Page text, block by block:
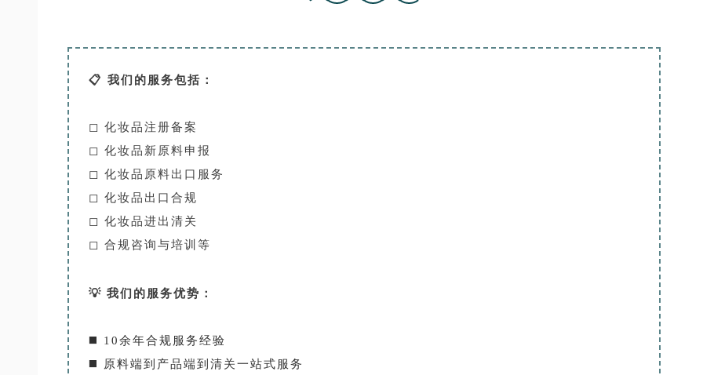
📋 我们的服务包括：
◻ 化妆品注册备案
◻ 化妆品新原料申报
◻ 化妆品原料出口服务
◻ 化妆品出口合规
◻ 化妆品进出清关
◻ 合规咨询与培训等
💡 我们的服务优势：
◼️ 10余年合规服务经验
◼️ 原料端到产品端到清关一站式服务